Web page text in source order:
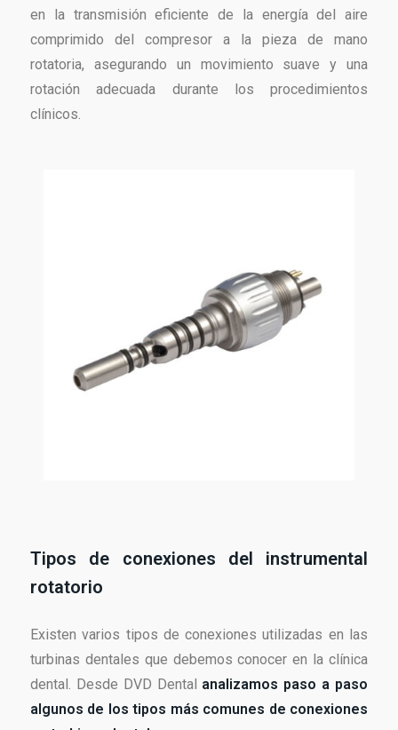
en la transmisión eficiente de la energía del aire
comprimido del compresor a la pieza de mano
rotatoria, asegurando un movimiento suave y una
rotación adecuada durante los procedimientos
clínicos.
Tipos de conexiones del instrumental
rotatorio
Existen varios tipos de conexiones utilizadas en las
turbinas dentales que debemos conocer en la clínica
dental. Desde DVD Dental analizamos paso a paso
algunos de los tipos más comunes de conexiones